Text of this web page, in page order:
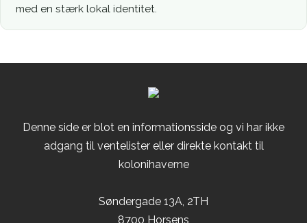
med en stærk lokal identitet.
Denne side er blot en informationsside og vi har ikke
adgang til ventelister eller direkte kontakt til
kolonihaverne
Søndergade 13A, 2TH
8700 Horsens